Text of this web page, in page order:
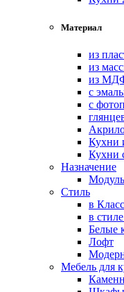
Материал
из
из
из
с
с
Кухни
Кухни
Назначение
Стиль
в
в
Белые
Лофт
Мебель для